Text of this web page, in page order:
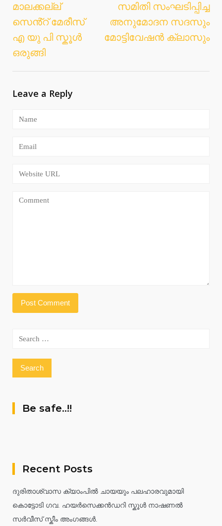
മാലക്കല്ല്
സെൻ്റ് മേരീസ്
എ യു പി സ്കൂൾ
ഒരുങ്ങി
സമിതി സംഘടിപ്പിച്ച
അനുമോദന സദസും
മോട്ടിവേഷൻ ക്ലാസും
Leave a Reply
Search
Be safe..!!
Recent Posts
ദുരിതാശ്വാസ ക്യാംപിൽ ചായയും പലഹാരവുമായി
കൊട്ടോടി ഗവ. ഹയർസെക്കൻഡറി സ്കൂൾ നാഷണൽ
സർവീസ് സ്കീം അംഗങ്ങൾ.